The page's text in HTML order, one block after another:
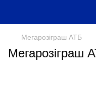
Мегарозіграш АТБ
Мегарозіграш